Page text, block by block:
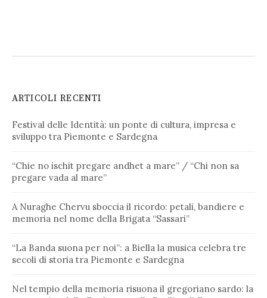
ARTICOLI RECENTI
Festival delle Identità: un ponte di cultura, impresa e
sviluppo tra Piemonte e Sardegna
“Chie no ischit pregare andhet a mare” / “Chi non sa
pregare vada al mare”
A Nuraghe Chervu sboccia il ricordo: petali, bandiere e
memoria nel nome della Brigata “Sassari”
“La Banda suona per noi”: a Biella la musica celebra tre
secoli di storia tra Piemonte e Sardegna
Nel tempio della memoria risuona il gregoriano sardo: la